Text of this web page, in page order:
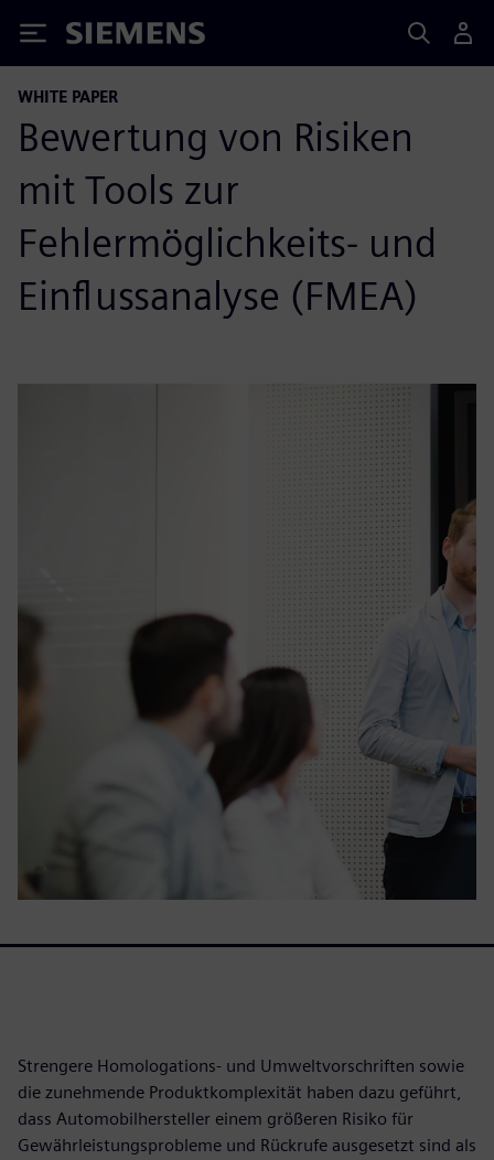
Siemens
WHITE PAPER
Bewertung von Risiken
mit Tools zur
Fehlermöglichkeits- und
Einflussanalyse (FMEA)
Strengere Homologations- und Umweltvorschriften sowie
die zunehmende Produktkomplexität haben dazu geführt,
dass Automobilhersteller einem größeren Risiko für
Gewährleistungsprobleme und Rückrufe ausgesetzt sind als